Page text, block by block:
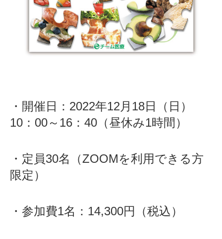
・開催日：2022年12月18日（日）
10：00～16：40（昼休み1時間）
・定員30名（ZOOMを利用できる方
限定）
・参加費1名：14,300円（税込）